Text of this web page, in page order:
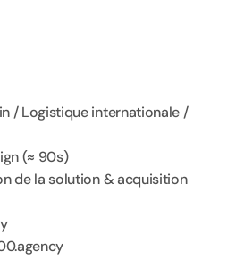
/ Logistique internationale /
(≈ 90s)
de la solution & acquisition